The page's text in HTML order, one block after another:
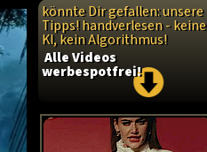
könnte Dir gefallen: unsere
Tipps! handverlesen - keine
KI, kein Algorithmus!
Alle Videos
werbespotfrei!